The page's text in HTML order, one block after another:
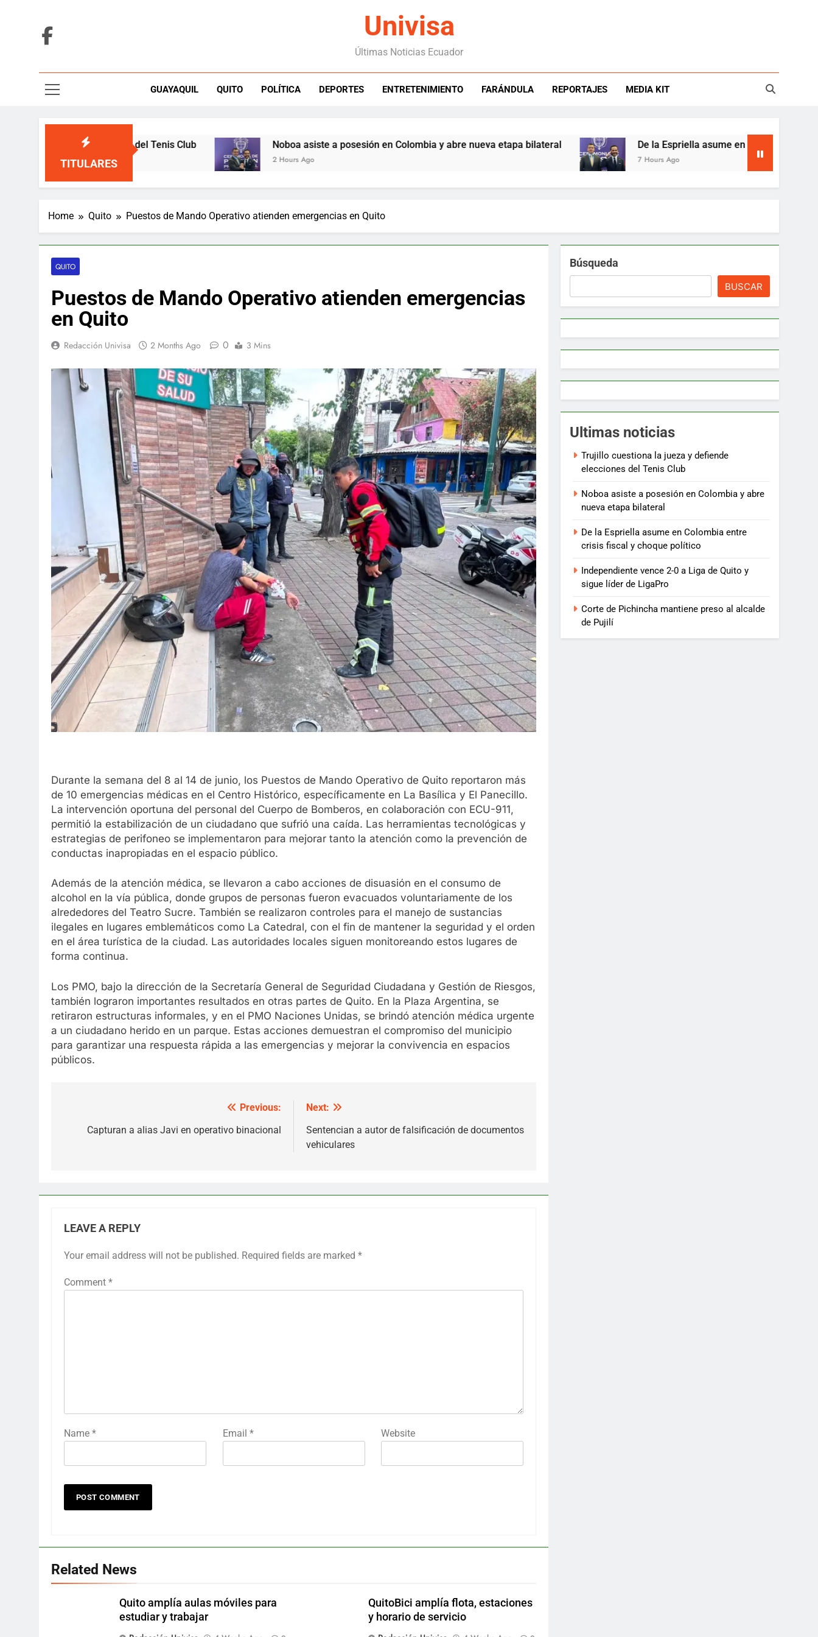
Univisa
Últimas Noticias Ecuador
GUAYAQUIL QUITO POLÍTICA DEPORTES ENTRETENIMIENTO FARÁNDULA REPORTAJES MEDIA KIT
TITULARES
elecciones del Tenis Club Noboa asiste a posesión en Colombia y abre nueva etapa bilateral
2 Hours Ago
De la Espriella asume en Colombia entre crisis
7 Hours Ago
Home Quito Puestos de Mando Operativo atienden emergencias en Quito
QUITO
Puestos de Mando Operativo atienden emergencias
en Quito
Redacción Univisa 2 Months Ago 0 3 Mins
Durante la semana del 8 al 14 de junio, los Puestos de Mando Operativo de Quito reportaron más
de 10 emergencias médicas en el Centro Histórico, específicamente en La Basílica y El Panecillo.
La intervención oportuna del personal del Cuerpo de Bomberos, en colaboración con ECU-911,
permitió la estabilización de un ciudadano que sufrió una caída. Las herramientas tecnológicas y
estrategias de perifoneo se implementaron para mejorar tanto la atención como la prevención de
conductas inapropiadas en el espacio público.
Además de la atención médica, se llevaron a cabo acciones de disuasión en el consumo de
alcohol en la vía pública, donde grupos de personas fueron evacuados voluntariamente de los
alrededores del Teatro Sucre. También se realizaron controles para el manejo de sustancias
ilegales en lugares emblemáticos como La Catedral, con el fin de mantener la seguridad y el orden
en el área turística de la ciudad. Las autoridades locales siguen monitoreando estos lugares de
forma continua.
Los PMO, bajo la dirección de la Secretaría General de Seguridad Ciudadana y Gestión de Riesgos,
también lograron importantes resultados en otras partes de Quito. En la Plaza Argentina, se
retiraron estructuras informales, y en el PMO Naciones Unidas, se brindó atención médica urgente
a un ciudadano herido en un parque. Estas acciones demuestran el compromiso del municipio
para garantizar una respuesta rápida a las emergencias y mejorar la convivencia en espacios
públicos.
navigation
Previous:
Capturan a alias Javi en operativo binacional
Next:
Sentencian a autor de falsificación de documentos
vehiculares
LEAVE A REPLY
Your email address will not be published. Required fields are marked *
Comment *
Name * Email * Website
Related News
Quito amplía aulas móviles para
estudiar y trabajar
QuitoBici amplía flota, estaciones
y horario de servicio
Búsqueda
BUSCAR
Ultimas noticias
Trujillo cuestiona la jueza y defiende
elecciones del Tenis Club
Noboa asiste a posesión en Colombia y abre
nueva etapa bilateral
De la Espriella asume en Colombia entre
crisis fiscal y choque político
Independiente vence 2-0 a Liga de Quito y
sigue líder de LigaPro
Corte de Pichincha mantiene preso al alcalde
de Pujilí